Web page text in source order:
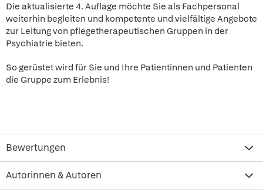
Die aktualisierte 4. Auflage möchte Sie als Fachpersonal
weiterhin begleiten und kompetente und vielfältige Angebote
zur Leitung von pflegetherapeutischen Gruppen in der
Psychiatrie bieten.
So gerüstet wird für Sie und Ihre Patientinnen und Patienten
die Gruppe zum Erlebnis!
Bewertungen
Autorinnen & Autoren